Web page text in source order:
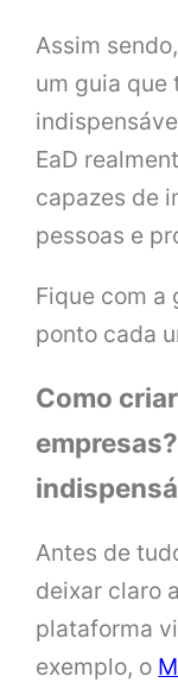
Assim
um guia que
EaD
capazes de
pessoas e
Fique com a
ponto cada
Como
Antes de
deixar claro
plataforma
exemplo, o